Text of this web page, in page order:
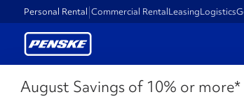
Personal Rental Commercial RentalLeasingLogistics
August Savings of 10% or